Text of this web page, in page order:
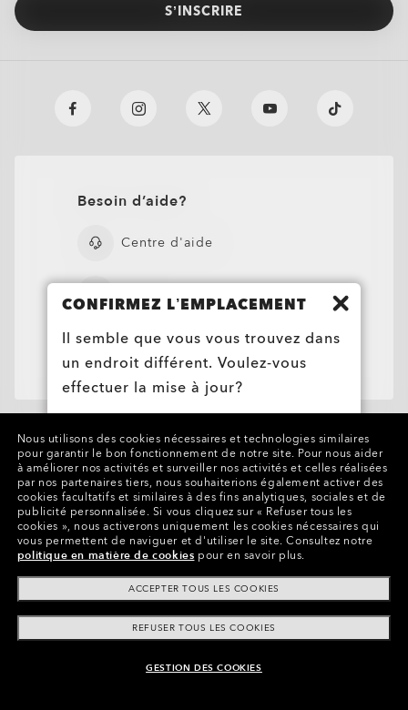
S’INSCRIRE
Besoin d’aide?
Centre d'aide
Télécharger mon ordonnance
Assistance
Statut de la commande
Annuler ou retourner/échanger une commande
Entretien du produit
Aide à l’achat
Politique d'expédition et de retour
Informations sur l'entreprise
Commandes groupées et cadeaux
Plan du site
Le monde Oakley
Localisateur de magasin
CONFIRMEZ L’EMPLACEMENT
Il semble que vous vous trouvez dans
un endroit différent. Voulez-vous
effectuer la mise à jour?
ÉTATS-UNIS
BELGIË (BELGIQUE)
Nous utilisons des cookies nécessaires et technologies similaires
pour garantir le bon fonctionnement de notre site. Pour nous aider
à améliorer nos activités et surveiller nos activités et celles réalisées
par nos partenaires tiers, nous souhaiterions également activer des
cookies facultatifs et similaires à des fins analytiques, sociales et de
publicité personnalisée. Si vous cliquez sur « Refuser tous les
cookies », nous activerons uniquement les cookies nécessaires qui
vous permettent de naviguer et d'utiliser le site. Consultez notre
politique en matière de cookies pour en savoir plus.
ACCEPTER TOUS LES COOKIES
REFUSER TOUS LES COOKIES
GESTION DES COOKIES